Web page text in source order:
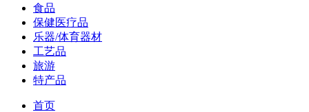
食品
保健医疗品
乐器/体育器材
工艺品
旅游
特产品
首页